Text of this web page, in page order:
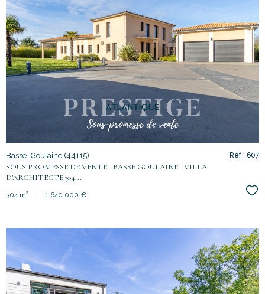
voir le
bien
Basse-Goulaine (44115)
SOUS PROMESSE DE VENTE - BASSE GOULAINE - VILLA
D'ARCHITECTE 304...
Réf : 607
304 m² - 1 640 000 €